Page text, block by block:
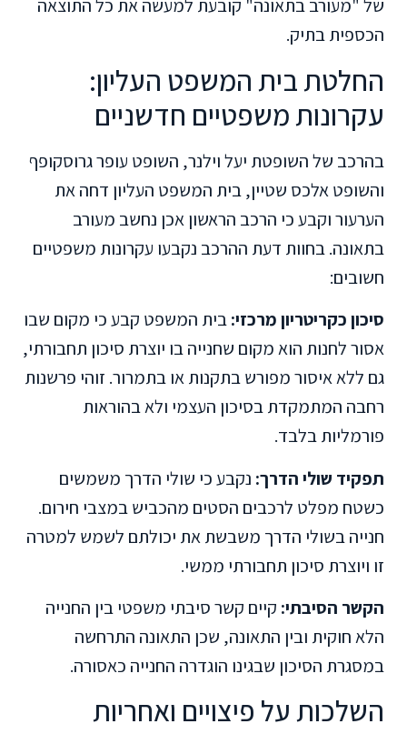
של "מעורב בתאונה" קובעת למעשה את כל התוצאה
הכספית בתיק.
החלטת בית המשפט העליון:
עקרונות משפטיים חדשניים
בהרכב של השופטת יעל וילנר, השופט עופר גרוסקופף
והשופט אלכס שטיין, בית המשפט העליון דחה את
הערעור וקבע כי הרכב הראשון אכן נחשב מעורב
בתאונה. בחוות דעת ההרכב נקבעו עקרונות משפטיים
חשובים:
סיכון כקריטריון מרכזי:בית המשפט קבע כי מקום שבו
אסור לחנות הוא מקום שחנייה בו יוצרת סיכון תחבורתי,
גם ללא איסור מפורש בתקנות או בתמרור. זוהי פרשנות
רחבה המתמקדת בסיכון העצמי ולא בהוראות
פורמליות בלבד.
תפקיד שולי הדרך: נקבע כי שולי הדרך משמשים
כשטח מפלט לרכבים הסטים מהכביש במצבי חירום.
חנייה בשולי הדרך משבשת את יכולתם לשמש למטרה
זו ויוצרת סיכון תחבורתי ממשי.
הקשר הסיבתי: קיים קשר סיבתי משפטי בין החנייה
הלא חוקית ובין התאונה, שכן התאונה התרחשה
במסגרת הסיכון שבגינו הוגדרה החנייה כאסורה.
השלכות על פיצויים ואחריות